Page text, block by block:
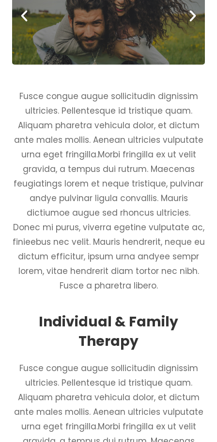
Fusce congue augue sollicitudin dignissim
ultricies. Pellentesque id tristique quam.
Aliquam pharetra vehicula dolor, et dictum
ante males mollis. Aenean ultricies vulputate
urna eget fringilla.Morbi fringilla ex ut velit
gravida, a tempus dui rutrum. Maecenas
feugiatings lorem et neque tristique, pulvinar
andye pulvinar ligula convallis. Mauris
dictiumoe augue sed rhoncus ultricies.
Donec mi purus, viverra egetine vulputate ac,
finieebus nec velit. Mauris hendrerit, neque eu
dictum efficitur, ipsum urna andyee sempr
lorem, vitae hendrerit diam tortor nec nibh.
Fusce a pharetra libero.
Individual & Family
Therapy
Fusce congue augue sollicitudin dignissim
ultricies. Pellentesque id tristique quam.
Aliquam pharetra vehicula dolor, et dictum
ante males mollis. Aenean ultricies vulputate
urna eget fringilla.Morbi fringilla ex ut velit